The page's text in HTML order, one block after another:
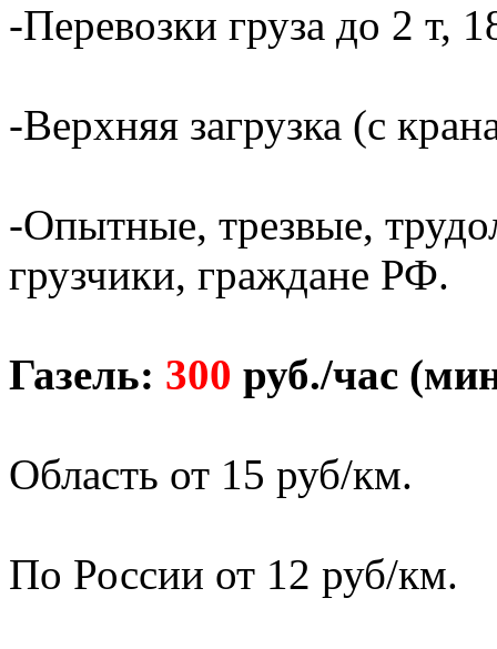
-Перевозки груза до 2 т,
-Верхняя загрузка (с
-Опытные, трезвые,
грузчики, граждане РФ.
Газель: 300 руб./час
Область от 15 руб/км.
По России от 12 руб/км.